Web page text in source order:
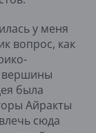
у меня
вопрос, как
вершины
была
Айракты
сюда